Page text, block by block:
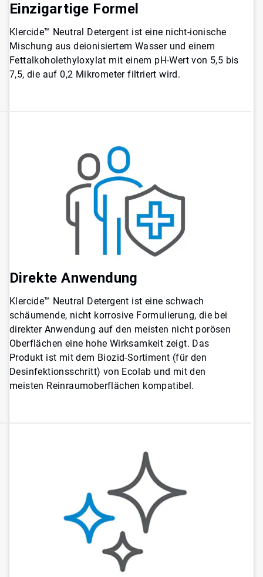
Einzigartige Formel
Klercide™ Neutral Detergent ist eine nicht-ionische
Mischung aus deionisiertem Wasser und einem
Fettalkoholethyloxylat mit einem pH-Wert von 5,5 bis
7,5, die auf 0,2 Mikrometer filtriert wird.
Direkte Anwendung
Klercide™ Neutral Detergent ist eine schwach
schäumende, nicht korrosive Formulierung, die bei
direkter Anwendung auf den meisten nicht porösen
Oberflächen eine hohe Wirksamkeit zeigt. Das
Produkt ist mit dem Biozid-Sortiment (für den
Desinfektionsschritt) von Ecolab und mit den
meisten Reinraumoberflächen kompatibel.